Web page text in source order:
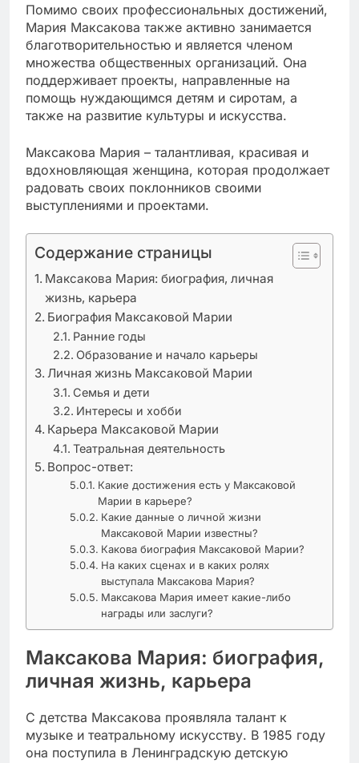
Помимо своих профессиональных достижений,
Мария Максакова также активно занимается
благотворительностью и является членом
множества общественных организаций. Она
поддерживает проекты, направленные на
помощь нуждающимся детям и сиротам, а
также на развитие культуры и искусства.
Максакова Мария – талантливая, красивая и
вдохновляющая женщина, которая продолжает
радовать своих поклонников своими
выступлениями и проектами.
Содержание страницы
Максакова Мария: биография, личная
жизнь, карьера
Биография Максаковой Марии
Ранние годы
Образование и начало карьеры
Личная жизнь Максаковой Марии
Семья и дети
Интересы и хобби
Карьера Максаковой Марии
Театральная деятельность
Вопрос-ответ:
Какие достижения есть у Максаковой
Марии в карьере?
Какие данные о личной жизни
Максаковой Марии известны?
Какова биография Максаковой Марии?
На каких сценах и в каких ролях
выступала Максакова Мария?
Максакова Мария имеет какие-либо
награды или заслуги?
Максакова Мария: биография,
личная жизнь, карьера
С детства Максакова проявляла талант к
музыке и театральному искусству. В 1985 году
она поступила в Ленинградскую детскую